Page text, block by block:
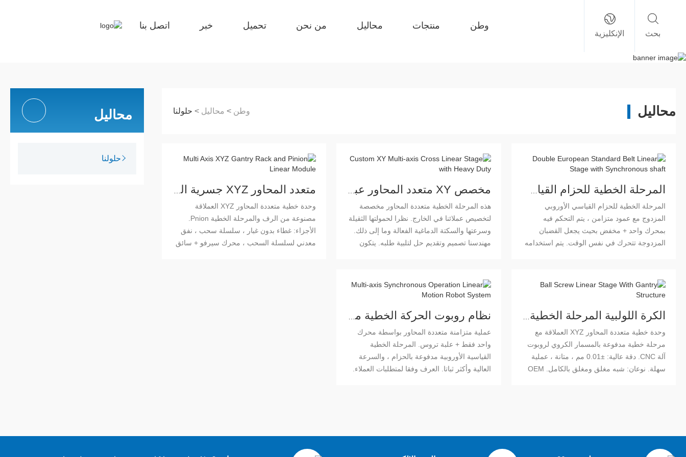
وطن منتجات محاليل من نحن تحميل خبر اتصل بنا
بحث الإنكليزية
محاليل
حلولنا
محاليل وطن > محاليل > حلولنا
المرحلة الخطية للحزام القياسي الأوروبي المزدوج مع عمود متزامن
المرحلة الخطية للحزام القياسي الأوروبي
المزدوج مع عمود متزامن ، يتم التحكم فيه
بمحرك واحد + مخفض بحيث يجعل القضبان
المزدوجة تتحرك في نفس الوقت. يتم استخدامه
للسكتة الدماغية الفعالة ، والحمولة ، والسرعة ،
الاتصال بنا و
مخصص XY متعدد المحاور عبر المرحلة الخطية مع الثقيلة
هذه المرحلة الخطية متعددة المحاور مخصصة
لتخصيص عملائنا في الخارج. نظرا لحمولتها الثقيلة
وسرعتها والسكتة الدماغية الفعالة وما إلى ذلك.
مهندسنا تصميم وتقديم حل لتلبية طلبه. يتكون
خاصة.
متعدد المحاور XYZ جسرية الرف وترس وحدة خطية
وحدة خطية متعددة المحاور XYZ العملاقة
مصنوعة من الرف والمرحلة الخطية Pnion.
الأجزاء: غطاء بدون غبار ، سلسلة سحب ، نفق
معدني لسلسلة السحب ، محرك سيرفو + سائق
الكرة اللولبية المرحلة الخطية مع هيكل العملاقة
وحدة خطية متعددة المحاور XYZ العملاقة مع
مرحلة خطية مدفوعة بالمسمار الكروي لروبوت
آلة CNC. دقة عالية: ±0.01 مم ، متانة ، عملية
سهلة. نوعان: شبه مغلق ومغلق بالكامل. OEM
نظام روبوت الحركة الخطية متعدد المحاور
عملية متزامنة متعددة المحاور بواسطة محرك
واحد فقط + علبة تروس. المرحلة الخطية
القياسية الأوروبية مدفوعة بالحزام ، والسرعة
العالية وأكثر ثباتا. العرف وفقا لمتطلبات العملاء.